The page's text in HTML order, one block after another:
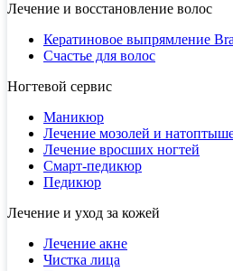
Лечение и восстановление волос
Кератиновое выпрямление
Счастье для волос
Ногтевой сервис
Маникюр
Лечение мозолей и
Лечение вросших ногтей
Смарт-педикюр
Педикюр
Лечение и уход за кожей
Лечение акне
Чистка лица